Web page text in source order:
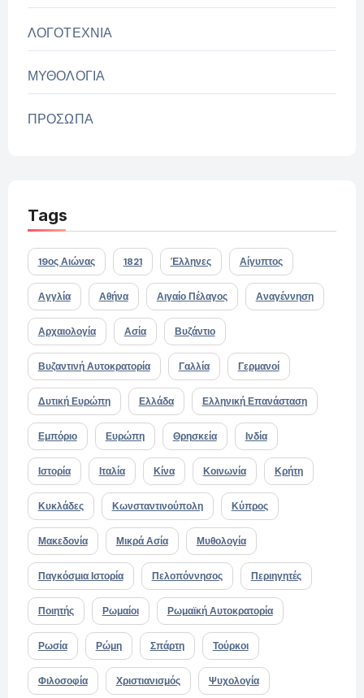
ΛΟΓΟΤΕΧΝΙΑ
ΜΥΘΟΛΟΓΙΑ
ΠΡΟΣΩΠΑ
Tags
19ος Αιώνας 1821 Έλληνες Αίγυπτος
Αγγλία Αθήνα Αιγαίο Πέλαγος Αναγέννηση
Αρχαιολογία Ασία Βυζάντιο
Βυζαντινή Αυτοκρατορία Γαλλία Γερμανοί
Δυτική Ευρώπη Ελλάδα Ελληνική Επανάσταση
Εμπόριο Ευρώπη Θρησκεία Ινδία
Ιστορία Ιταλία Κίνα Κοινωνία Κρήτη
Κυκλάδες Κωνσταντινούπολη Κύπρος
Μακεδονία Μικρά Ασία Μυθολογία
Παγκόσμια Ιστορία Πελοπόννησος Περιηγητές
Ποιητής Ρωμαίοι Ρωμαϊκή Αυτοκρατορία
Ρωσία Ρώμη Σπάρτη Τούρκοι
Φιλοσοφία Χριστιανισμός Ψυχολογία